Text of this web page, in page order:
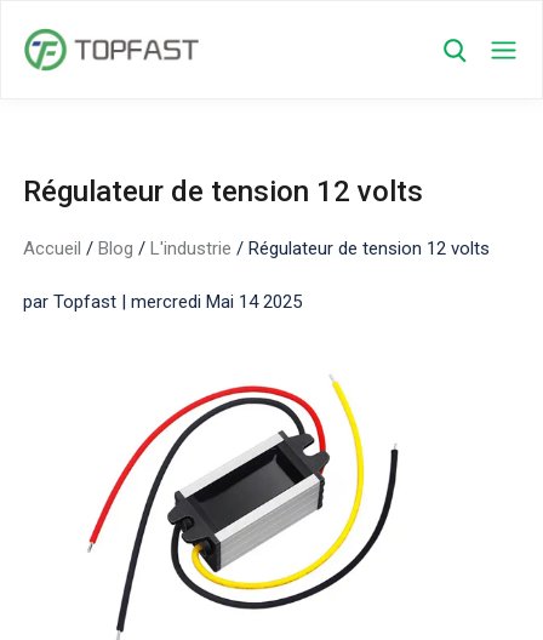
Régulateur de tension 12 volts
Accueil /Blog /L'industrie /Régulateur de tension 12 volts
par Topfast | mercredi Mai 14 2025